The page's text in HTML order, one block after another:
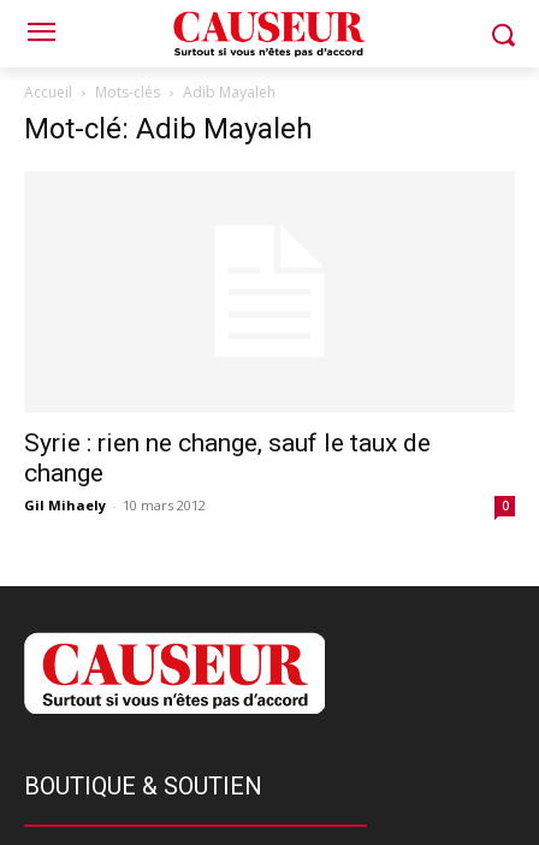
Accueil Mots-clés Adib Mayaleh
Mot-clé: Adib Mayaleh
Syrie : rien ne change, sauf le taux de
change
Gil Mihaely - 10 mars 2012 0
BOUTIQUE & SOUTIEN